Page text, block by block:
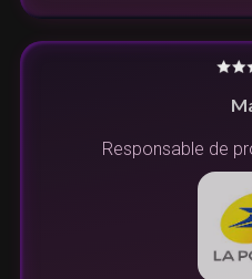
Responsable de